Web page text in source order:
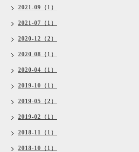
2021-09（1）
2021-07（1）
2020-12（2）
2020-08（1）
2020-04（1）
2019-10（1）
2019-05（2）
2019-02（1）
2018-11（1）
2018-10（1）